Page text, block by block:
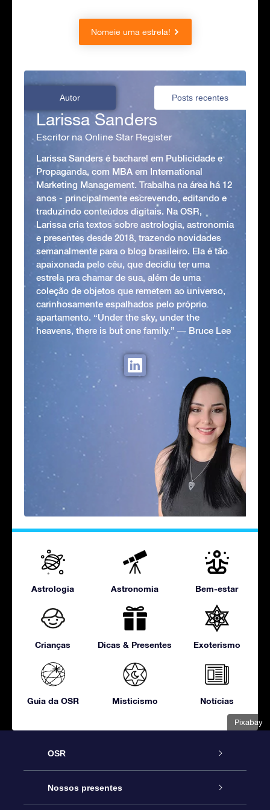
Pixabay
Nomeie uma estrela!
Autor Posts recentes
Larissa Sanders
Escritor na Online Star Register
Larissa Sanders é bacharel em Publicidade e
Propaganda, com MBA em International
Marketing Management. Trabalha na área há 12
anos - principalmente escrevendo, editando e
traduzindo conteúdos digitais. Na OSR,
Larissa cria textos sobre astrologia, astronomia
e presentes desde 2018, trazendo novidades
semanalmente para o blog brasileiro. Ela é tão
apaixonada pelo céu, que decidiu ter uma
estrela pra chamar de sua, além de uma
coleção de objetos que remetem ao universo,
carinhosamente espalhados pelo próprio
apartamento. “Under the sky, under the
heavens, there is but one family.” ― Bruce Lee
Astrologia Astronomia Bem-estar
Crianças Dicas & Presentes Exoterismo
Guia da OSR Misticismo Notícias
OSR
Serviço
Nossos presentes